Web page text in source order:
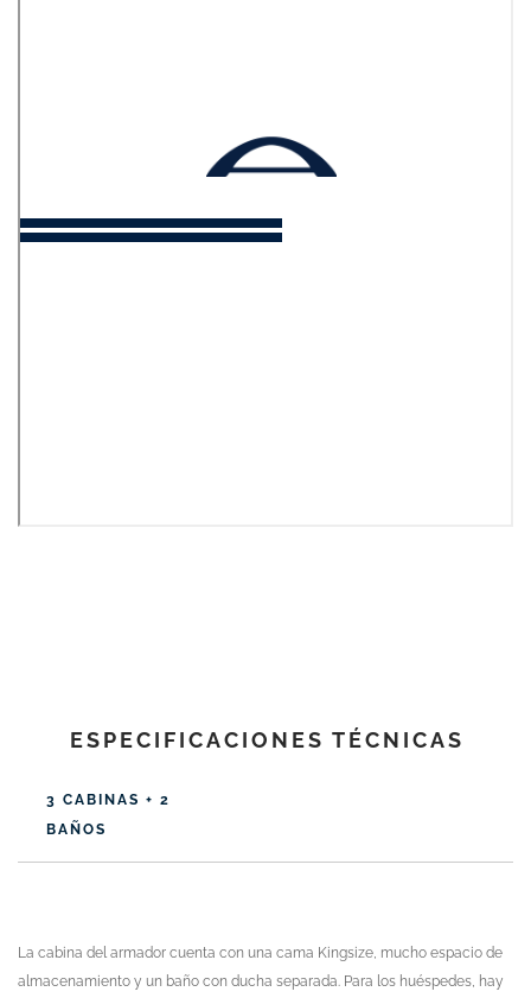
ESPECIFICACIONES TÉCNICAS
3 CABINAS + 2
BAÑOS
La cabina del armador cuenta con una cama Kingsize, mucho espacio de
almacenamiento y un baño con ducha separada. Para los huéspedes, hay